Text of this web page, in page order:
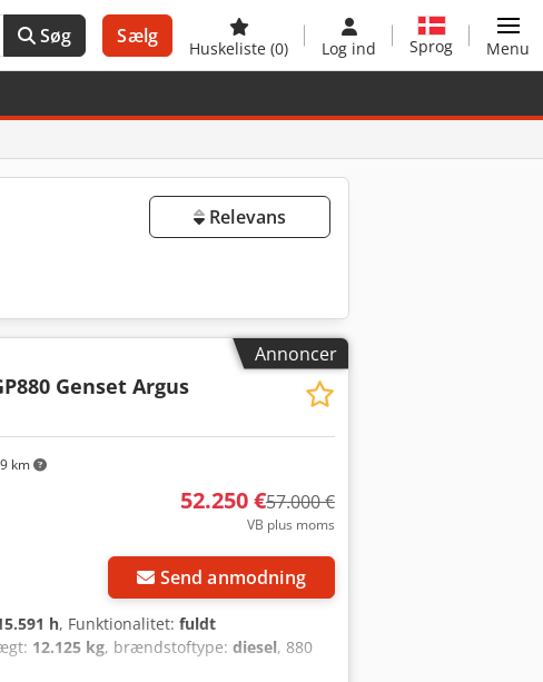
Søg Sælg
Huskeliste (0) Log ind Sprog Menu
Relevans
Annoncer
km
Genset Argus
52.250 €57.000 €
VB plus moms
Send anmodning
h, Funktionalitet: fuldt
12.125 kg, brændstoftype: diesel, 880